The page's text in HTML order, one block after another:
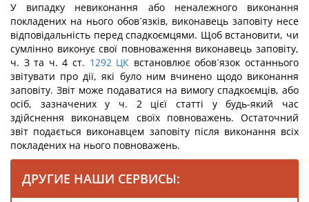
У випадку невиконання або неналежного виконання
покладених на нього обов´язків, виконавець заповіту несе
відповідальність перед спадкоємцями. Щоб встановити, чи
сумлінно виконує свої повноваження виконавець заповіту,
ч. З та ч. 4 ст. 1292 ЦК встановлює обов´язок останнього
звітувати про дії, які було ним вчинено щодо виконання
заповіту. Звіт може подаватися на вимогу спадкоємців, або
осіб, зазначених у ч. 2 цієї статті у будь-який час
здійснення виконавцем своїх повноважень. Остаточний
звіт подається виконавцем заповіту після виконання всіх
покладених на нього повноважень.
ДРУГИЕ НАШИ СЕРВИСЫ: